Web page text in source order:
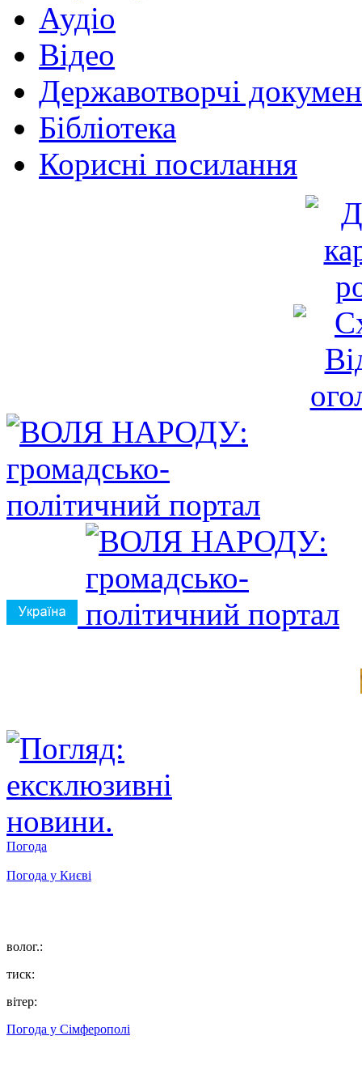
Аудіо
Відео
Державотворчі
Бібліотека
Корисні посилання
Погода
Погода у Києві
волог.:
тиск:
вітер:
Погода у Сімферополі